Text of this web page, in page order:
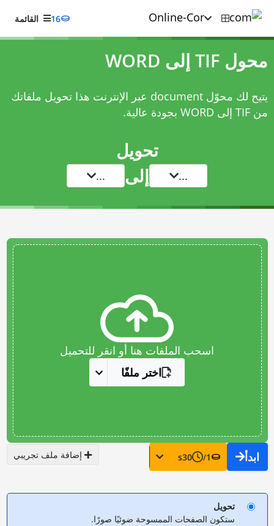
16 القائمة
محول TIF إلى WORD
يتيح لك محوّل document عبر الإنترنت هذا تحويل ملفاتك
من TIF إلى WORD بجودة عالية.
تحويل
... إلى ...
اسحب الملفات هنا أو انقر للتحميل
اختر ملفًا
ابدأ 1
/
30
s إضافة ملف تجريبي
تحويل
ستكون الصفحات الممسوحة ضوئيًا صورًا.